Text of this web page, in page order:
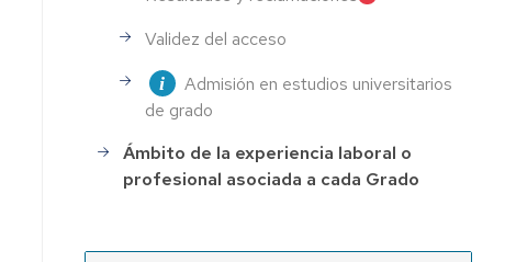
Validez del acceso
Admisión en estudios universitarios
de grado
Ámbito de la experiencia laboral o
profesional asociada a cada Grado